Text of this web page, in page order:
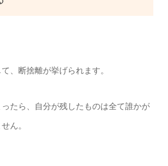
、断捨離が挙げられます。
たら、自分が残したものは全て誰かが
ん。